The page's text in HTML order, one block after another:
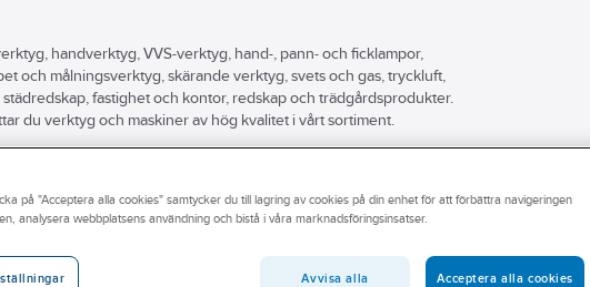
handverktyg, VVS-verktyg, hand-, pann- och ficklampor,
och målningsverktyg, skärande verktyg, svets och gas, tryckluft,
fastighet och kontor, redskap och trädgårdsprodukter.
du verktyg och maskiner av hög kvalitet i vårt sortiment.
på "Acceptera alla cookies" samtycker du till lagring av cookies på din enhet för att förbättra navigeringen
analysera webbplatsens användning och bistå i våra marknadsföringsinsatser.
Avvisa alla Acceptera alla cookies